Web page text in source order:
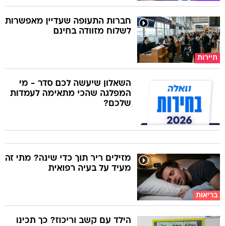
תיירות
חברות התעופה שעדיין מאפשרות
לשלוח מזוודה בחינם
השאלון שיעשה לכם סדר - מי
המפלגה שהכי מתאימה לעמדות
שלכם?
בריאות
מזילים ריר תוך כדי שינה? מתי זה
מעיד על בעיה רפואית
הילד עם קשב וריכוז? כך תכינו